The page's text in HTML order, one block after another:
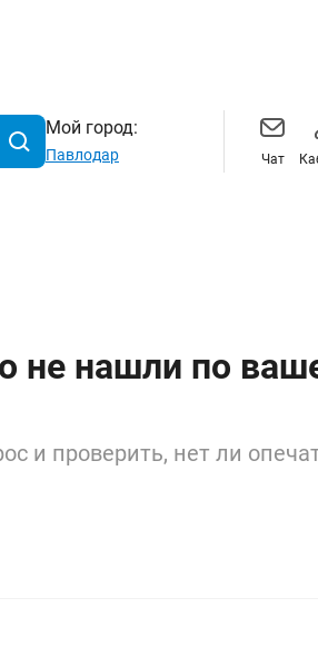
Мой город:
Павлодар Чат
не нашли по
и проверить, нет ли